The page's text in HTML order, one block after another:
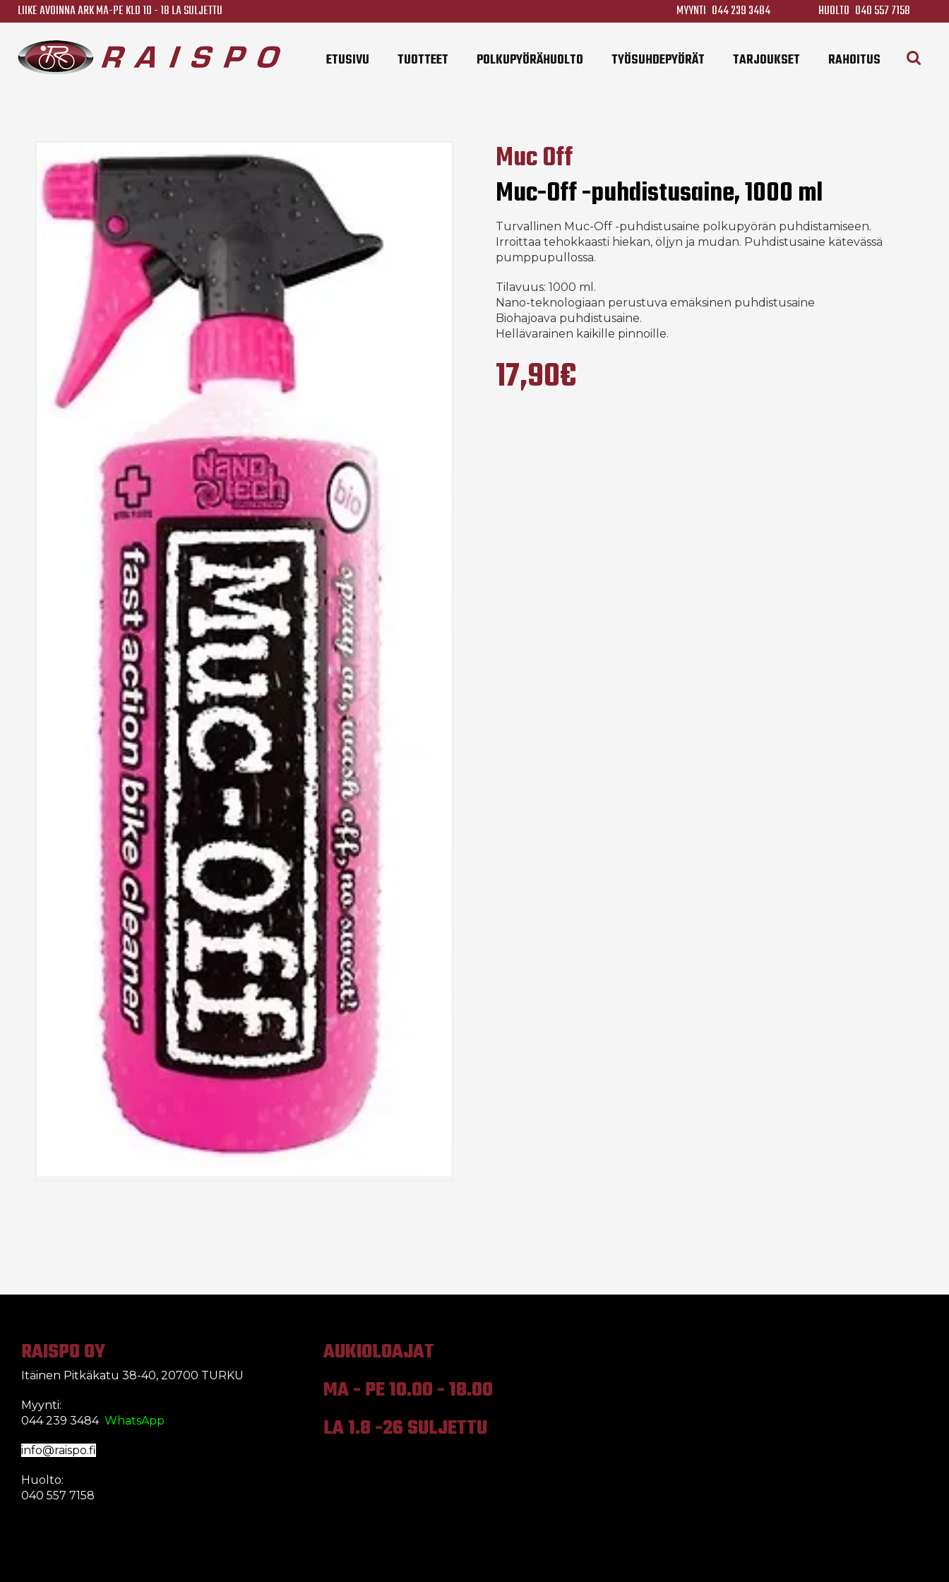
LIIKE AVOINNA ARK MA-PE KLO 10 - 18 LA SULJETTU MYYNTI 044 239 3484 HUOLTO 040 557 7158
ETUSIVU TUOTTEET POLKUPYÖRÄHUOLTO TYÖSUHDEPYÖRÄT TARJOUKSET RAHOITUS
Muc Off
Muc-Off -puhdistusaine, 1000 ml
Turvallinen Muc-Off -puhdistusaine polkupyörän puhdistamiseen.
Irroittaa tehokkaasti hiekan, öljyn ja mudan. Puhdistusaine kätevässä
pumppupullossa.
Tilavuus: 1000 ml.
Nano-teknologiaan perustuva emäksinen puhdistusaine
Biohajoava puhdistusaine.
Hellävarainen kaikille pinnoille.
17,90€
RAISPO OY
Itäinen Pitkäkatu 38-40, 20700 TURKU
Myynti:
044 239 3484 WhatsApp
info@raispo.fi
Huolto:
040 557 7158
AUKIOLOAJAT
MA - PE 10.00 - 18.00
LA 1.8 -26 SULJETTU